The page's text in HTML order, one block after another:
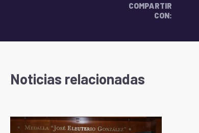
COMPARTIR
CON:
Noticias relacionadas